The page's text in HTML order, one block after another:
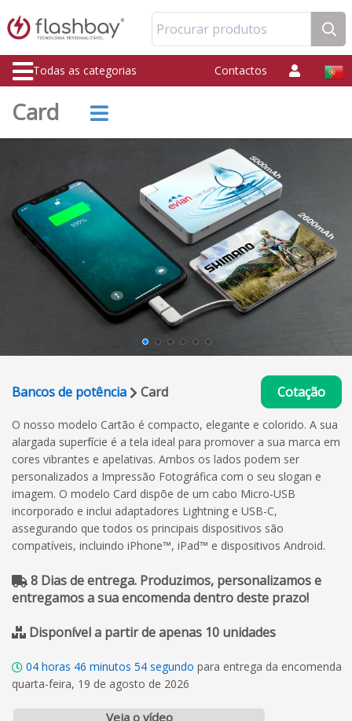
Procurar produtos
Todas as categorias Contactos
Card
Bancos de potência Card Cotação
O nosso modelo Cartão é compacto, elegante e colorido. A sua
alargada superfície é a tela ideal para promover a sua marca em
cores vibrantes e apelativas. Ambos os lados podem ser
personalizados a Impressão Fotográfica com o seu slogan e
imagem. O modelo Card dispõe de um cabo Micro-USB
incorporado e inclui adaptadores Lightning e USB-C,
assegurando que todos os principais dispositivos são
compatíveis, incluindo iPhone™, iPad™ e dispositivos Android.
8 Dias de entrega. Produzimos, personalizamos e
entregamos a sua encomenda dentro deste prazo!
Disponível a partir de apenas 10 unidades
04 horas 46 minutos 53 segundo para entrega da encomenda
quarta-feira, 19 de agosto de 2026
Veja o vídeo